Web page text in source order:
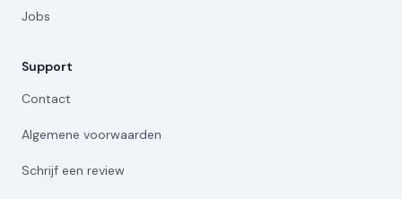
Jobs
Support
Contact
Algemene voorwaarden
Schrijf een review